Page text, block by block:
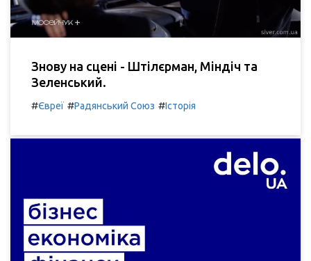
Знову на сцені - Штілєрман, Міндіч та
Зеленський.
#Євреї #Радянський Союз #Історія